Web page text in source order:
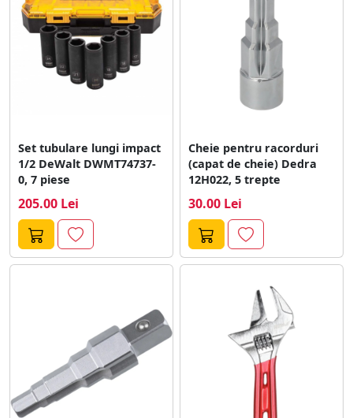
Set tubulare lungi impact
1/2 DeWalt DWMT74737-
0, 7 piese
205.00 Lei
Cheie pentru racorduri
(capat de cheie) Dedra
12H022, 5 trepte
30.00 Lei